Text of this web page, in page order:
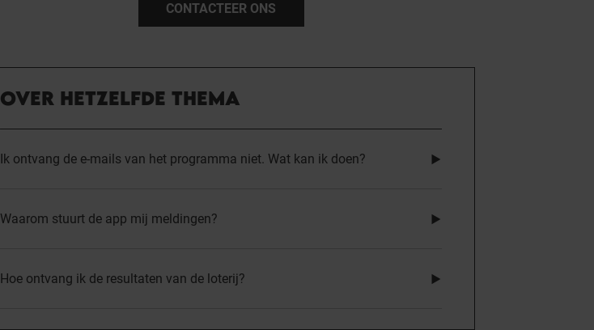
CONTACTEER ONS
OVER HETZELFDE THEMA
Ik ontvang de e-mails van het programma niet. Wat kan ik doen?
Waarom stuurt de app mij meldingen?
Hoe ontvang ik de resultaten van de loterij?